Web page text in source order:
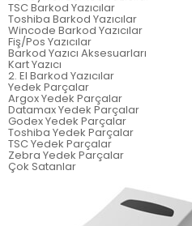
TSC Barkod Yazıcılar
Toshiba Barkod Yazıcılar
Wincode Barkod Yazıcılar
Fiş/Pos Yazıcılar
Barkod Yazıcı Aksesuarları
Kart Yazıcı
2. El Barkod Yazıcılar
Yedek Parçalar
Argox Yedek Parçalar
Datamax Yedek Parçalar
Godex Yedek Parçalar
Toshiba Yedek Parçalar
TSC Yedek Parçalar
Zebra Yedek Parçalar
Çok Satanlar